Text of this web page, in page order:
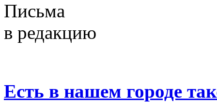
Письма
в редакцию
Есть в нашем городе